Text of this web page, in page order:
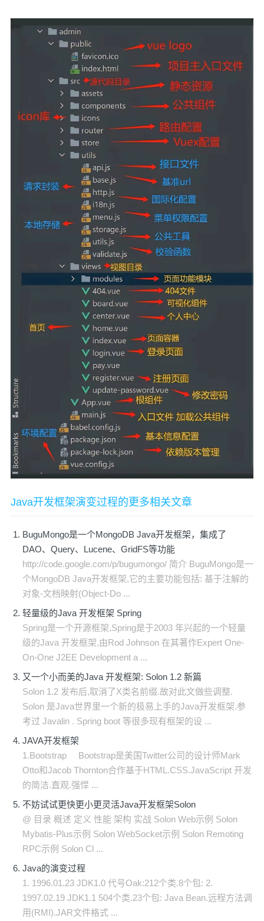
Java开发框架演变过程的更多相关文章
BuguMongo是一个MongoDB Java开发框架，集成了
DAO、Query、Lucene、GridFS等功能
http://code.google.com/p/bugumongo/ 简介 BuguMongo是一
个MongoDB Java开发框架,它的主要功能包括: 基于注解的
对象-文档映射(Object-Do ...
轻量级的Java 开发框架 Spring
Spring是一个开源框架,Spring是于2003 年兴起的一个轻量
级的Java 开发框架,由Rod Johnson 在其著作Expert One-
On-One J2EE Development a ...
又一个小而美的Java 开发框架: Solon 1.2 新篇
Solon 1.2 发布后,取消了X类名前缀.故对此文做些调整.
Solon 是Java世界里一个新的极易上手的Java开发框架.参
考过 Javalin . Spring boot 等很多现有框架的设 ...
JAVA开发框架
1.Bootstrap Bootstrap是美国Twitter公司的设计师Mark
Otto和Jacob Thornton合作基于HTML.CSS.JavaScript 开发
的简洁.直观.强悍 ...
不妨试试更快更小更灵活Java开发框架Solon
@ 目录 概述 定义 性能 架构 实战 Solon Web示例 Solon
Mybatis-Plus示例 Solon WebSocket示例 Solon Remoting
RPC示例 Solon Cl ...
Java的演变过程
1. 1996.01.23 JDK1.0 代号Oak:212个类.8个包: 2.
1997.02.19 JDK1.1 504个类.23个包: Java Bean.远程方法调
用(RMI).JAR文件格式 ...